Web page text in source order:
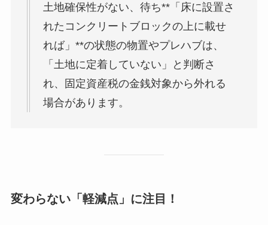
土地確保性がない、待ち**「床に設置さ
れたコンクリートブロックの上に載せ
れば」**の状態の物置やプレハブは、
「土地に定着していない」と判断さ
れ、固定資産税の金銭対象から外れる
場合があります。
変わ​​らない「軽減点」に注目！